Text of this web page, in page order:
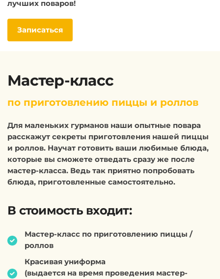
лучших поваров!
Записаться
Мастер-класс
по приготовлению пиццы и роллов
Для маленьких гурманов наши опытные повара
расскажут секреты приготовления нашей пиццы
и роллов. Научат готовить ваши любимые блюда,
которые вы сможете отведать сразу же после
мастер-класса. Ведь так приятно попробовать
блюда, приготовленные самостоятельно.
В стоимость входит:
Мастер-класс по приготовлению пиццы /
роллов
Красивая униформа
(выдается на время проведения мастер-